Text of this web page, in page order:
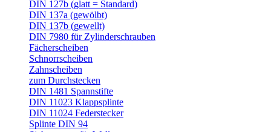
DIN 127b (glatt = Standard)
DIN 137a (gewölbt)
DIN 137b (gewellt)
DIN 7980 für Zylinderschrauben
Fächerscheiben
Schnorrscheiben
Zahnscheiben
zum Durchstecken
DIN 1481 Spannstifte
DIN 11023 Klappsplinte
DIN 11024 Federstecker
Splinte DIN 94